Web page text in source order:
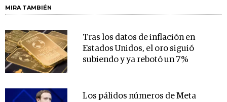
MIRA TAMBIÉN
Tras los datos de inflación en
Estados Unidos, el oro siguió
subiendo y ya rebotó un 7%
Los pálidos números de Meta